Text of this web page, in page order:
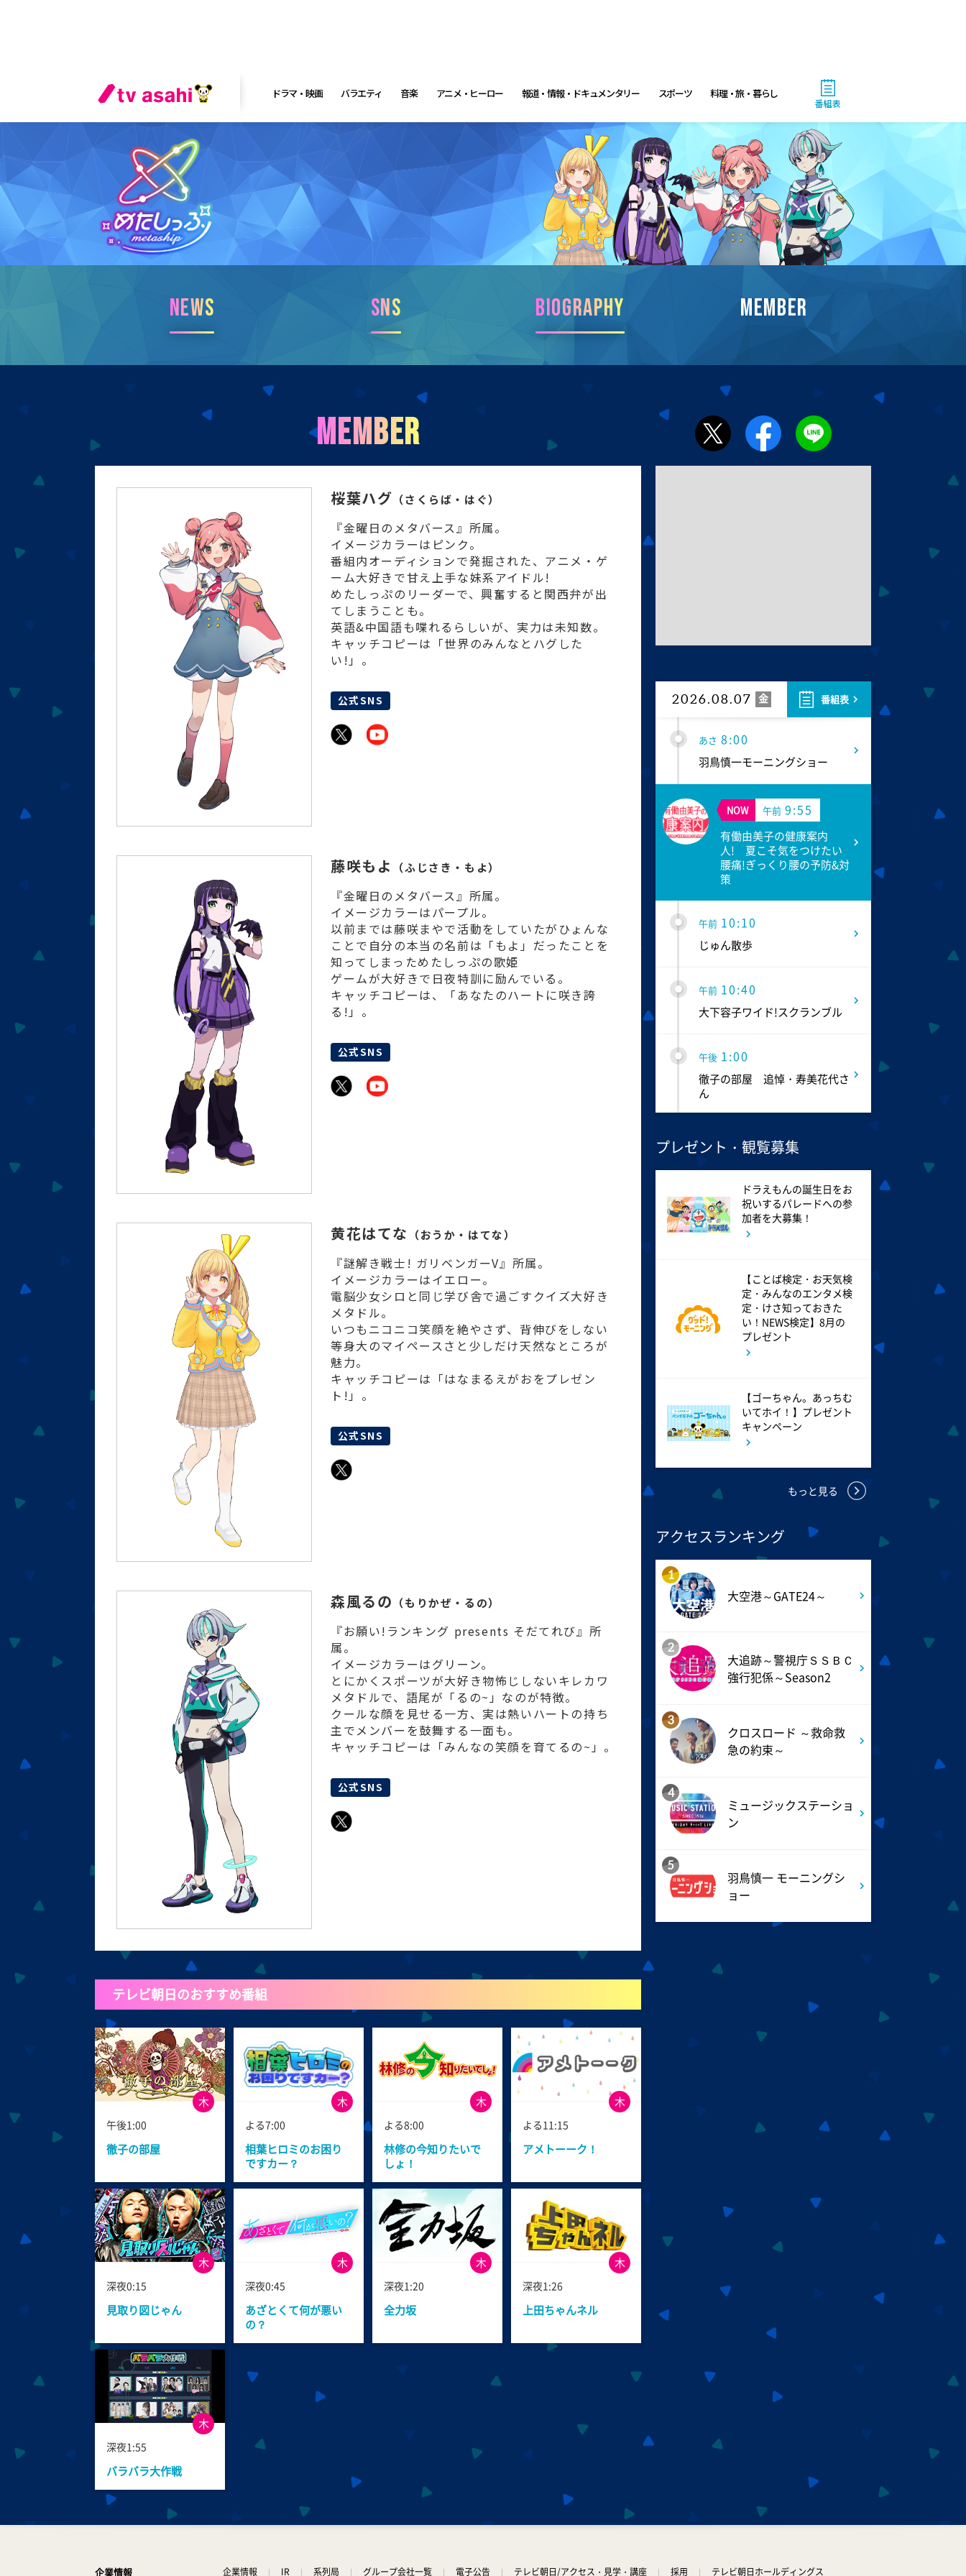
ドラマ・映画 バラエティ 音楽 アニメ・ヒーロー 報道・情報・ドキュメンタリー スポーツ 料理・旅・暮らし
番組表
NEWS SNS BIOGRAPHY MEMBER
MEMBER
桜葉ハグ （さくらば・はぐ）
『金曜日のメタバース』所属。
イメージカラーはピンク。
番組内オーディションで発掘された、アニメ・ゲ
ーム大好きで甘え上手な妹系アイドル!
めたしっぷのリーダーで、興奮すると関西弁が出
てしまうことも。
英語&中国語も喋れるらしいが、実力は未知数。
キャッチコピーは「世界のみんなとハグした
い!」。
公式SNS
藤咲もよ （ふじさき・もよ）
『金曜日のメタバース』所属。
イメージカラーはパープル。
以前までは藤咲まやで活動をしていたがひょんな
ことで自分の本当の名前は「もよ」だったことを
知ってしまっためたしっぷの歌姫
ゲームが大好きで日夜特訓に励んでいる。
キャッチコピーは、「あなたのハートに咲き誇
る!」。
公式SNS
黄花はてな （おうか・はてな）
『謎解き戦士! ガリベンガーV』所属。
イメージカラーはイエロー。
電脳少女シロと同じ学び舎で過ごすクイズ大好き
メタドル。
いつもニコニコ笑顔を絶やさず、背伸びをしない
等身大のマイペースさと少しだけ天然なところが
魅力。
キャッチコピーは「はなまるえがおをプレゼン
ト!」。
公式SNS
森風るの （もりかぜ・るの）
『お願い!ランキング presents そだてれび』所
属。
イメージカラーはグリーン。
とにかくスポーツが大好き物怖じしないキレカワ
メタドルで、語尾が「るの~」なのが特徴。
クールな顔を見せる一方、実は熱いハートの持ち
主でメンバーを鼓舞する一面も。
キャッチコピーは「みんなの笑顔を育てるの~」。
公式SNS
テレビ朝日のおすすめ番組
木
午後1:00
徹子の部屋
木
よる7:00
相葉ヒロミのお困り
ですカー？
木
よる8:00
林修の今知りたいで
しょ！
木
よる11:15
アメトーーク！
木
深夜0:15
見取り図じゃん
木
深夜0:45
あざとくて何が悪い
の？
木
深夜1:20
全力坂
木
深夜1:26
上田ちゃんネル
木
深夜1:55
バラバラ大作戦
2026.08.07 金 番組表
グッド!モーニング
あさ 8:00
羽鳥慎一モーニングショー
NOW 午前 9:55
有働由美子の健康案内
人! 夏こそ気をつけたい
腰痛!ぎっくり腰の予防&対
策
午前 10:10
じゅん散歩
午前 10:40
大下容子ワイド!スクランブル
午後 1:00
徹子の部屋 追悼・寿美花代さ
ん
午後 1:30
DAIGOも台所 ～きょうの献
立 何にする?～ 簡単!コーヒ
ーパンナコッタ
午後 1:45
1:50
TOKYO EVERYONE
午後もじゅん散歩
午後 2:53
午後 3:50
スーパーJチャンネル 井澤健
太朗と森山みなみが<ニュース
のハテナ>を深掘り
よる 6:50
ザワつく!路線バスで寄り道の
よる 8:00
M-1王者たくろうの滋賀の魅力
プレゼンツアー
私の幸福時間
よる 9:00
HY…名曲が続々!初登場ATEEZ
報道ステーション
名探偵のままでいて #4
0:45
ラブ!!Jリーグ
M:ZINE
深夜 2:20
プレゼント・観覧募集
ドラえもんの誕生日をお
祝いするパレードへの参
加者を大募集！
【ことば検定・お天気検
定・みんなのエンタメ検
定・けさ知っておきた
い！NEWS検定】8月の
プレゼント
【ゴーちゃん。あっちむ
いてホイ！】プレゼント
キャンペーン
もっと見る
アクセスランキング
1
大空港～GATE24～
2
大追跡～警視庁ＳＳＢＣ
強行犯係～Season2
3
クロスロード ～救命救
急の約束～
4
ミュージックステーショ
ン
5
羽鳥慎一 モーニングシ
ョー
企業情報 企業情報 IR 系列局 グループ会社一覧 電子公告 テレビ朝日/アクセス・見学・講座 採用 テレビ朝日ホールディングス